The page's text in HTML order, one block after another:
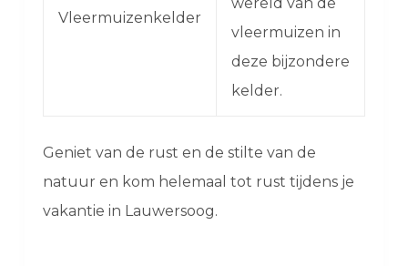
Vleermuizenkelder
vleermuizen in
deze bijzondere
kelder.
Geniet van de rust en de stilte van de
natuur en kom helemaal tot rust tijdens je
vakantie in Lauwersoog.